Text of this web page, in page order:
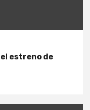
estreno de